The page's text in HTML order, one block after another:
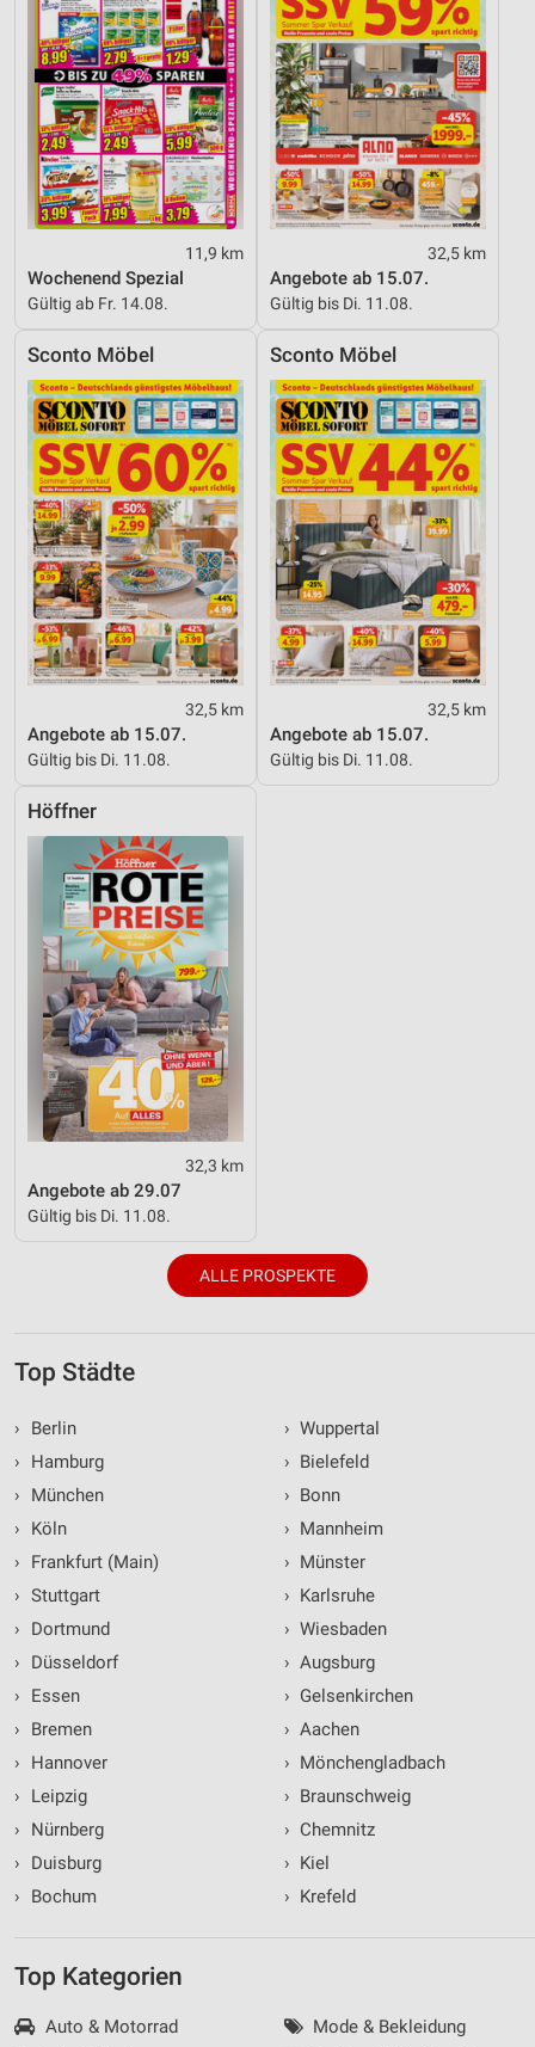
11,9 km
Wochenend Spezial
Gültig ab Fr. 14.08.
32,5 km
Angebote ab 15.07.
Gültig bis Di. 11.08.
Sconto Möbel
32,5 km
Angebote ab 15.07.
Gültig bis Di. 11.08.
Sconto Möbel
32,5 km
Angebote ab 15.07.
Gültig bis Di. 11.08.
Höffner
32,3 km
Angebote ab 29.07
Gültig bis Di. 11.08.
ALLE PROSPEKTE
Top Städte
›
Berlin
›
Hamburg
›
München
›
Köln
›
Frankfurt (Main)
› Stuttgart
›
Dortmund
›
Düsseldorf
›
Essen
›
Bremen
›
Hannover
›
Leipzig
›
Nürnberg
›
Duisburg
›
Bochum
› Wuppertal
› Bielefeld
› Bonn
› Mannheim
› Münster
› Karlsruhe
› Wiesbaden
› Augsburg
› Gelsenkirchen
› Aachen
› Mönchengladbach
› Braunschweig
› Chemnitz
› Kiel
› Krefeld
Top Kategorien
Auto & Motorrad
Mode & Bekleidung